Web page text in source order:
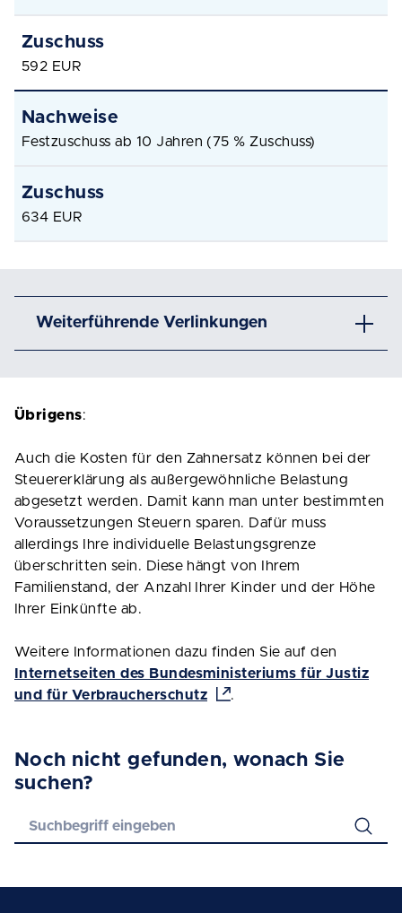
592 EUR
Festzuschuss ab 10 Jahren (75 % Zuschuss)
634 EUR
Weiterführende Verlinkungen
Übrigens:
Auch die Kosten für den Zahnersatz können bei der
Steuererklärung als außergewöhnliche Belastung
abgesetzt werden. Damit kann man unter bestimmten
Voraussetzungen Steuern sparen. Dafür muss
allerdings Ihre individuelle Belastungsgrenze
überschritten sein. Diese hängt von Ihrem
Familienstand, der Anzahl Ihrer Kinder und der Höhe
Ihrer Einkünfte ab.
Weitere Informationen dazu finden Sie auf den
Internetseiten des Bundesministeriums für Justiz
und für Verbraucherschutz
.
Noch nicht gefunden, wonach Sie
suchen?